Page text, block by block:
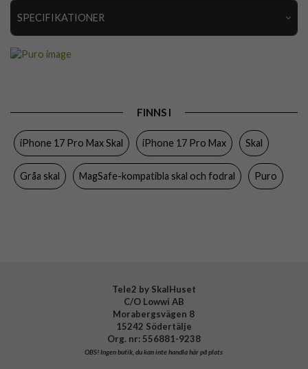
SPECIFIKATIONER
Färg Grå
Material Hårdplast (PC)
Varumärke Puro
FINNS I
iPhone 17 Pro Max Skal iPhone 17 Pro Max Skal
Gråa skal MagSafe-kompatibla skal och fodral Puro
Tele2 by SkalHuset
C/O Lowwi AB
Morabergsvägen 8
15242 Södertälje
Org. nr: 556881-9238
OBS!Ingen butik, du kan inte handla här på plats